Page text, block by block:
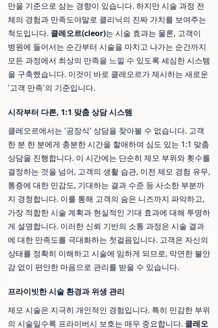
만을 기준으로 삼는 경향이 있습니다. 하지만 시술 과정 전
체의 경험과 만족도야말로 클리닉의 진짜 가치를 보여주는
척도입니다. 클레오르(cleor)는 시술 효과는 물론, 고객이
병원에 들어서는 순간부터 시술을 마치고 나가는 순간까지
모든 과정에서 최상의 만족을 느낄 수 있도록 세심한 시스템
을 구축했습니다. 이것이 바로 클레오르가 제시하는 새로운
'고객 만족'의 기준입니다.
시작부터 다른, 1:1 맞춤 상담 시스템
클레오르에서는 '공장식' 상담을 찾아볼 수 없습니다. 고객
한 분 한 분에게 충분한 시간을 할애하여 심도 있는 1:1 맞춤
상담을 진행합니다. 이 시간에는 단순히 제모 부위와 횟수를
결정하는 것을 넘어, 고객의 생활 습관, 이전 제모 경험 유무,
통증에 대한 민감도, 기대하는 결과 수준 등 사소한 부분까
지 경청합니다. 이를 통해 고객의 숨은 니즈까지 파악하고,
가장 적합한 시술 계획과 현실적인 기대 효과에 대해 투명하
게 설명합니다. 이러한 신뢰 기반의 소통 과정은 시술 결과
에 대한 만족도를 극대화하는 첫걸음입니다. 고객은 자신의
상태를 정확히 이해하고 시술에 임하게 되므로, 막연한 불안
감 없이 편안한 마음으로 관리를 받을 수 있습니다.
프라이빗한 시술 환경과 위생 관리
제모 시술은 지극히 개인적인 경험입니다. 특히 민감한 부위
의 시술일수록 프라이버시 보호는 매우 중요합니다. 클레오